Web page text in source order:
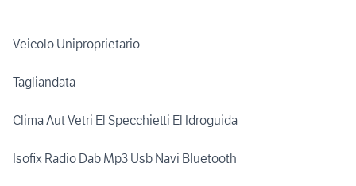
Veicolo Uniproprietario
Tagliandata
Clima Aut Vetri El Specchietti El Idroguida
Isofix Radio Dab Mp3 Usb Navi Bluetooth